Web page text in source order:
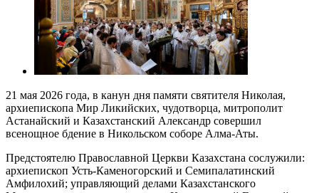
21 мая 2026 года, в канун дня памяти святителя Николая,
архиепископа Мир Ликийских, чудотворца, митрополит
Астанайский и Казахстанский Александр совершил
всенощное бдение в Никольском соборе Алма-Аты.
Предстоятелю Православной Церкви Казахстана сослужили:
архиепископ Усть-Каменогорский и Семипалатинский
Амфилохий; управляющий делами Казахстанского